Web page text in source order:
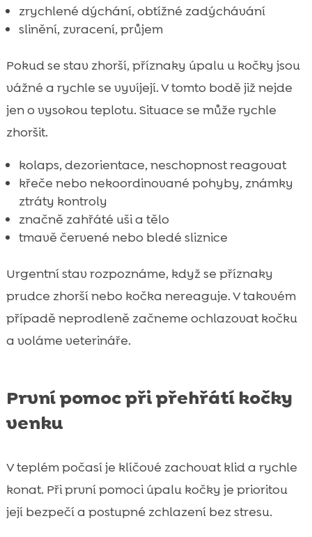
zrychlené dýchání, obtížné zadýchávání
slinění, zvracení, průjem
Pokud se stav zhorší, příznaky úpalu u kočky jsou
vážné a rychle se vyvíjejí. V tomto bodě již nejde
jen o vysokou teplotu. Situace se může rychle
zhoršit.
kolaps, dezorientace, neschopnost reagovat
křeče nebo nekoordinované pohyby, známky
ztráty kontroly
značně zahřáté uši a tělo
tmavě červené nebo bledé sliznice
Urgentní stav rozpoznáme, když se příznaky
prudce zhorší nebo kočka nereaguje. V takovém
případě neprodleně začneme ochlazovat kočku
a voláme veterináře.
První pomoc při přehřátí kočky
venku
V teplém počasí je klíčové zachovat klid a rychle
konat. Při první pomoci úpalu kočky je prioritou
její bezpečí a postupné zchlazení bez stresu.